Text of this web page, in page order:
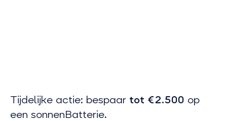
Tijdelijke actie: bespaar tot €2.500 op
een sonnenBatterie.